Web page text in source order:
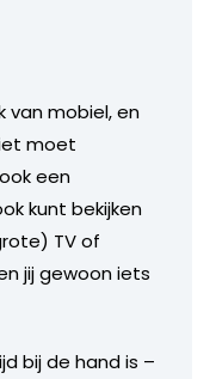
van mobiel, en
moet
een
kunt bekijken
TV of
jij gewoon iets
bij de hand is –